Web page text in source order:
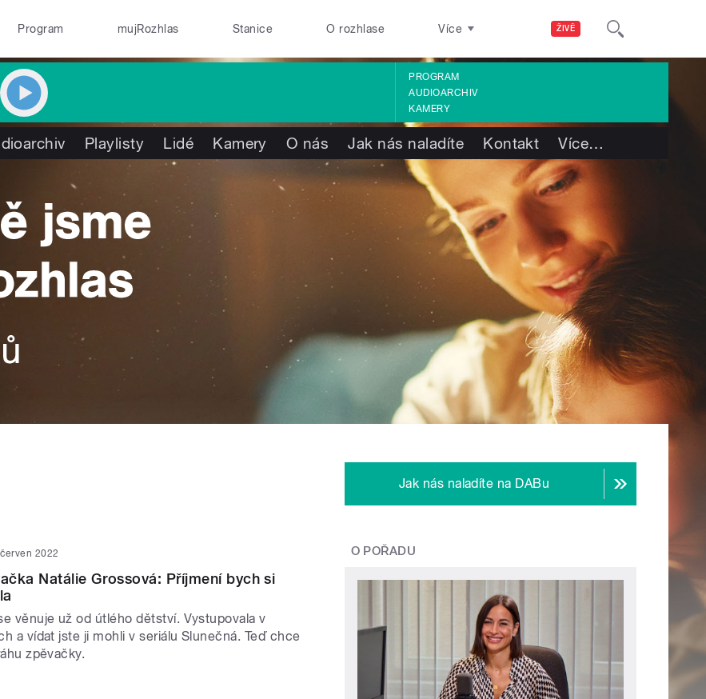
ŽIVĚ
Program mujRozhlas Stanice O rozhlase Více
PROGRAM
AUDIOARCHIV
KAMERY
Playlisty Lidé Kamery O nás Jak nás naladíte Kontakt Více…
2022
Natálie Grossová: Příjmení bych si
věnuje už od útlého dětství. Vystupovala v
a vídat jste ji mohli v seriálu Slunečná. Teď chce
zpěvačky.
Jak nás naladíte na DABu
O POŘADU